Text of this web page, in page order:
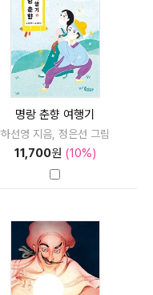
명랑 춘향 여행기
하선영 지음, 정은선 그림
11,700원 (10%)